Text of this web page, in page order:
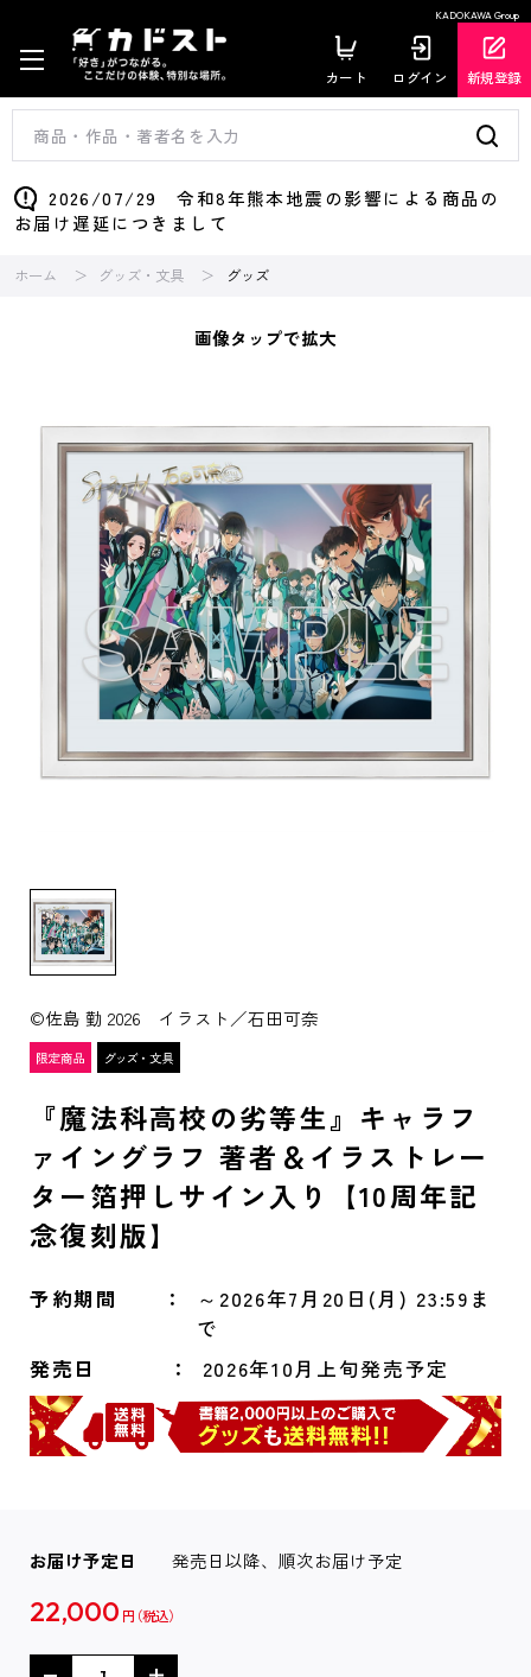
KADOKAWA Group
カート ログイン 新規登録
2026/07/29 令和8年熊本地震の影響による商品の
お届け遅延につきまして
ホーム グッズ・文具 グッズ
画像タップで拡大
©佐島 勤 2026 イラスト／石田可奈
『魔法科高校の劣等生』キャラフ
ァイングラフ 著者＆イラストレー
ター箔押しサイン入り【10周年記
念復刻版】
予約期間
～2026年7月20日(月) 23:59ま
で
発売日
2026年10月上旬発売予定
お届け予定日 発売日以降、順次お届け予定
22,000 円